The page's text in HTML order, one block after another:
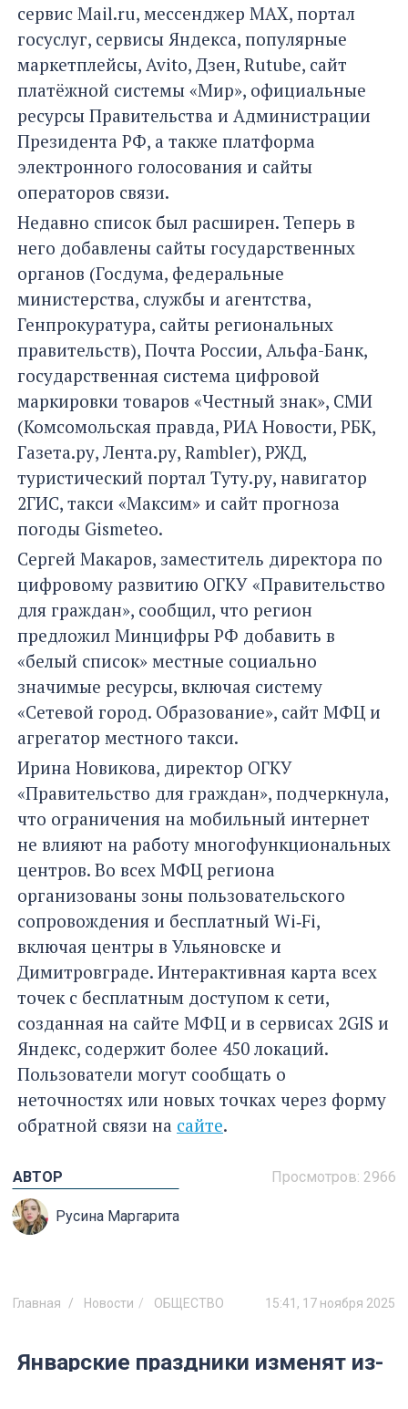
сервис Mail.ru, мессенджер MАХ, портал
госуслуг, сервисы Яндекса, популярные
маркетплейсы, Avito, Дзен, Rutube, сайт
платёжной системы «Мир», официальные
ресурсы Правительства и Администрации
Президента РФ, а также платформа
электронного голосования и сайты
операторов связи.
Недавно список был расширен. Теперь в
него добавлены сайты государственных
органов (Госдума, федеральные
министерства, службы и агентства,
Генпрокуратура, сайты региональных
правительств), Почта России, Альфа-Банк,
государственная система цифровой
маркировки товаров «Честный знак», СМИ
(Комсомольская правда, РИА Новости, РБК,
Газета.ру, Лента.ру, Rambler), РЖД,
туристический портал Туту.ру, навигатор
2ГИС, такси «Максим» и сайт прогноза
погоды Gismeteo.
Сергей Макаров, заместитель директора по
цифровому развитию ОГКУ «Правительство
для граждан», сообщил, что регион
предложил Минцифры РФ добавить в
«белый список» местные социально
значимые ресурсы, включая систему
«Сетевой город. Образование», сайт МФЦ и
агрегатор местного такси.
Ирина Новикова, директор ОГКУ
«Правительство для граждан», подчеркнула,
что ограничения на мобильный интернет
не влияют на работу многофункциональных
центров. Во всех МФЦ региона
организованы зоны пользовательского
сопровождения и бесплатный Wi‑Fi,
включая центры в Ульяновске и
Димитровграде. Интерактивная карта всех
точек с бесплатным доступом к сети,
созданная на сайте МФЦ и в сервисах 2GIS и
Яндекс, содержит более 450 локаций.
Пользователи могут сообщать о
неточностях или новых точках через форму
обратной связи на сайте.
Просмотров: 2966
АВТОР
Русина Маргарита
Главная Новости ОБЩЕСТВО 15:41, 17 ноября 2025
Январские праздники изменят из-